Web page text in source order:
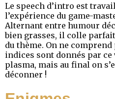
Le speech d’intro est
l’expérience du game-
Alternant entre humour
bien grasses, il colle
du thème. On ne
indices sont donnés par
plasma, mais au final on
déconner !